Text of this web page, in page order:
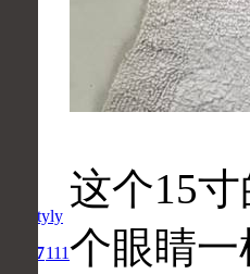
claytyly
57111
这个15
个眼睛